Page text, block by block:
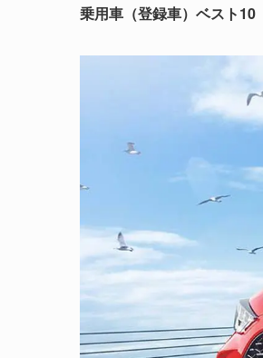
乗用車（登録車）ベスト10